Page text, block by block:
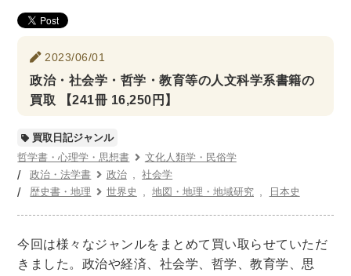
女性学
歴史書・地理
世界史 他歴史地理学
日本史
考古学書
経済書・経営書・ビジネス書
ビジネス書
マーケティング・セールス
マネジメント・人材管理・リーダーシップ
経営学
経済学・経済事情
経理・アカウンティング
2023/06/01
政治・社会学・哲学・教育等の人文科学系書籍の
買取 【241冊 16,250円】
買取日記ジャンル
哲学書・心理学・思想書
文化人類学・民俗学
政治・法学書
政治
社会学
歴史書・地理
世界史 地図・地理・地域研究 日本史
今回は様々なジャンルをまとめて買い取らせていただ
きました。政治や経済、社会学、哲学、教育学、思